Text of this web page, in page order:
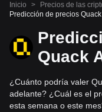
Inicio > Precios de las
Predicción de precios Quack
Quack
¿Cuánto podría valer
adelante? ¿Cuál es el
esta semana o este